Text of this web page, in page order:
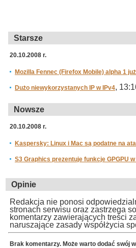
Starsze
20.10.2008 r.
Mozilla Fennec (Firefox Mobile) alpha 1
Dużo niewykorzystanych IP w IPv4,
Nowsze
20.10.2008 r.
Kaspersky: Linux i Mac są podatne na
S3 Graphics prezentuje funkcje GPGPU
Opinie
Redakcja nie ponosi
stronach serwisu oraz zastrzega
komentarzy zawierających treści
naruszające zasady współżycia
Brak komentarzy. Może warto dodać swój